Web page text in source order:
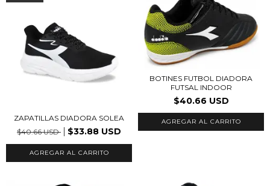
ZAPATILLAS DIADORA SOLEA
$40.66 USD
$33.88 USD
AGREGAR AL CARRITO
BOTINES FUTBOL DIADORA
FUTSAL INDOOR
$40.66 USD
AGREGAR AL CARRITO